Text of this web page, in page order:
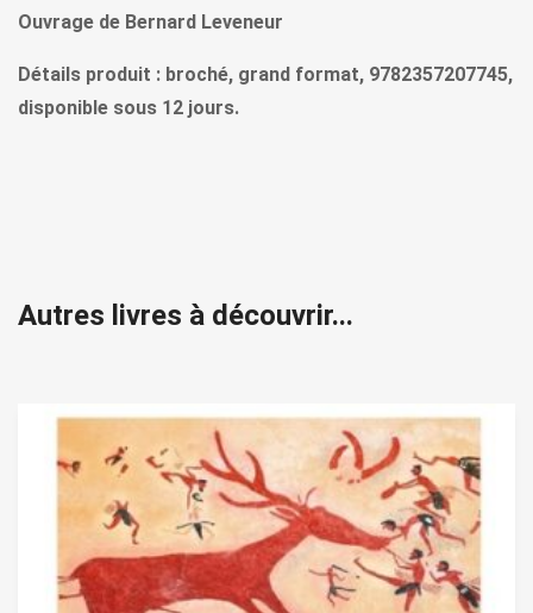
Ouvrage de Bernard Leveneur
Détails produit : broché, grand format, 9782357207745,
disponible sous 12 jours.
Autres livres à découvrir...